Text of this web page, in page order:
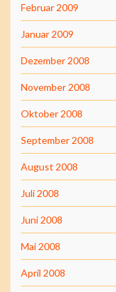
Februar 2009
Januar 2009
Dezember 2008
November 2008
Oktober 2008
September 2008
August 2008
Juli 2008
Juni 2008
Mai 2008
April 2008